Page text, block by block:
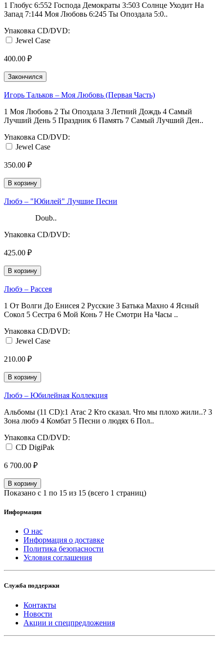
1 Глобус 6:552 Господа Демократы 3:503 Солнце Уходит На
Запад 7:144 Моя Любовь 6:245 Ты Опоздала 5:0..
Упаковка CD/DVD:
Jewel Case
400.00 ₽
Закончился
Игорь Тальков ‎– Моя Любовь (Первая Часть)
1 Моя Любовь 2 Ты Опоздала 3 Летний Дождь 4 Самый
Лучший День 5 Праздник 6 Память 7 Самый Лучший Ден..
Упаковка CD/DVD:
Jewel Case
350.00 ₽
В корзину
Любэ ‎– "Юбилей" Лучшие Песни
Doub..
Упаковка CD/DVD:
425.00 ₽
В корзину
Любэ ‎– Рассея
1 От Волги До Енисея 2 Русские 3 Батька Махно 4 Ясный
Сокол 5 Сестра 6 Мой Конь 7 Не Смотри На Часы ..
Упаковка CD/DVD:
Jewel Case
210.00 ₽
В корзину
Любэ ‎– Юбилейная Коллекция
Альбомы (11 CD):1 Атас 2 Кто сказал. Что мы плохо жили..? 3
Зона любэ 4 Комбат 5 Песни о людях 6 Пол..
Упаковка CD/DVD:
CD DigiPak
6 700.00 ₽
В корзину
Показано с 1 по 15 из 15 (всего 1 страниц)
Информация
О нас
Информация о доставке
Политика безопасности
Условия соглашения
Служба поддержки
Контакты
Новости
Акции и спецпредложения